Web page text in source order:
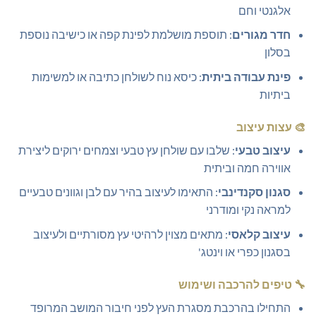
אלגנטי וחם
חדר מגורים: תוספת מושלמת לפינת קפה או כישיבה נוספת
בסלון
פינת עבודה ביתית: כיסא נוח לשולחן כתיבה או למשימות
ביתיות
🎨 עצות עיצוב
עיצוב טבעי: שלבו עם שולחן עץ טבעי וצמחים ירוקים ליצירת
אווירה חמה וביתית
סגנון סקנדינבי: התאימו לעיצוב בהיר עם לבן וגוונים טבעיים
למראה נקי ומודרני
עיצוב קלאסי: מתאים מצוין לרהיטי עץ מסורתיים ולעיצוב
בסגנון כפרי או וינטג'
🔧 טיפים להרכבה ושימוש
התחילו בהרכבת מסגרת העץ לפני חיבור המושב המרופד